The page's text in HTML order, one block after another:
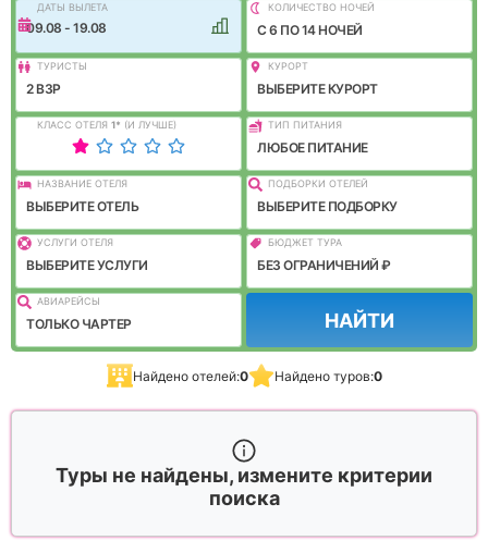
ДАТЫ ВЫЛЕТА
09.08 - 19.08
КОЛИЧЕСТВО НОЧЕЙ
C 6 ПО 14 НОЧЕЙ
ТУРИСТЫ
2 ВЗР
КУРОРТ
ВЫБЕРИТЕ КУРОРТ
КЛАСС ОТЕЛЯ 1* (И ЛУЧШЕ) ТИП ПИТАНИЯ
ЛЮБОЕ ПИТАНИЕ
НАЗВАНИЕ ОТЕЛЯ
ВЫБЕРИТЕ ОТЕЛЬ
ПОДБОРКИ ОТЕЛЕЙ
ВЫБЕРИТЕ ПОДБОРКУ
УСЛУГИ ОТЕЛЯ
ВЫБЕРИТЕ УСЛУГИ
БЮДЖЕТ ТУРА
БЕЗ ОГРАНИЧЕНИЙ ₽
АВИАРЕЙСЫ
ТОЛЬКО ЧАРТЕР НАЙТИ
Найдено отелей:0 Найдено туров:0
Туры не найдены, измените критерии
поиска